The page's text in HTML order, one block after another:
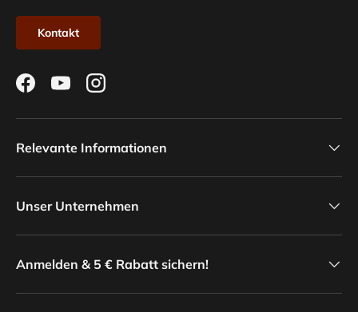
Kontakt
FacebookYouTubeInstagram
Relevante Informationen
Unser Unternehmen
Anmelden & 5 € Rabatt sichern!